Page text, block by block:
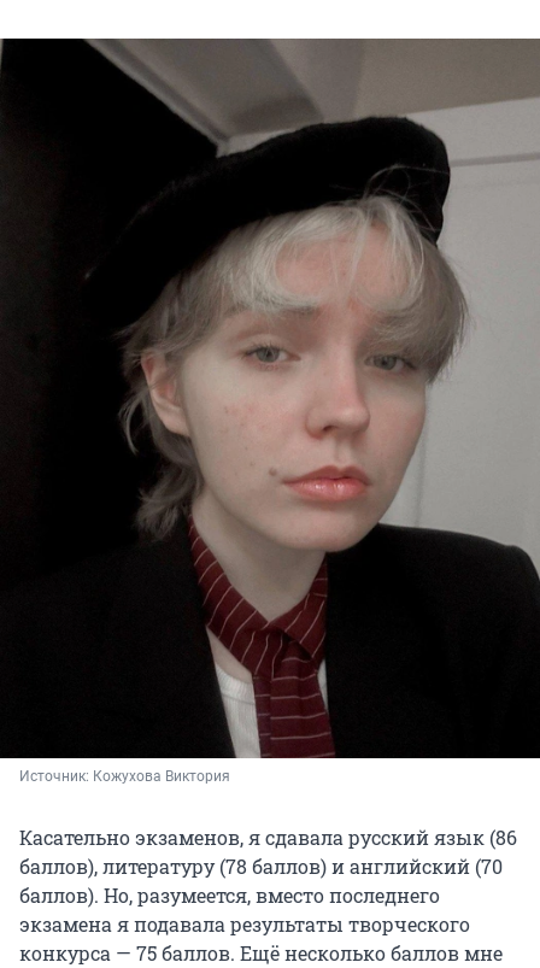
Источник: Кожухова Виктория
Касательно экзаменов, я сдавала русский язык (86
баллов), литературу (78 баллов) и английский (70
баллов). Но, разумеется, вместо последнего
экзамена я подавала результаты творческого
конкурса — 75 баллов. Ещё несколько баллов мне